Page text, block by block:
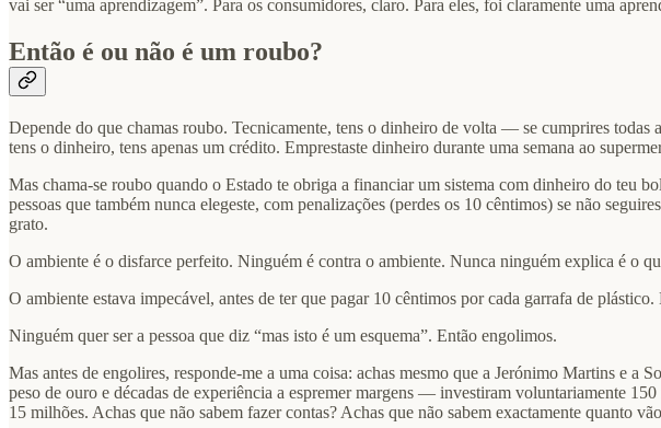
vai ser “uma aprendizagem”. Para os consumidores, claro. Para eles, foi claramente uma
Então é ou não é um roubo?
Depende do que chamas roubo. Tecnicamente, tens o dinheiro de volta — se cumprires todas
tens o dinheiro, tens apenas um crédito. Emprestaste dinheiro durante uma semana ao
Mas chama-se roubo quando o Estado te obriga a financiar um sistema com dinheiro do teu
pessoas que também nunca elegeste, com penalizações (perdes os 10 cêntimos) se não
grato.
O ambiente é o disfarce perfeito. Ninguém é contra o ambiente. Nunca ninguém explica é o
O ambiente estava impecável, antes de ter que pagar 10 cêntimos por cada garrafa de
Ninguém quer ser a pessoa que diz “mas isto é um esquema”. Então engolimos.
Mas antes de engolires, responde-me a uma coisa: achas mesmo que a Jerónimo Martins e a
peso de ouro e décadas de experiência a espremer margens — investiram voluntariamente
15 milhões. Achas que não sabem fazer contas? Achas que não sabem exactamente quanto